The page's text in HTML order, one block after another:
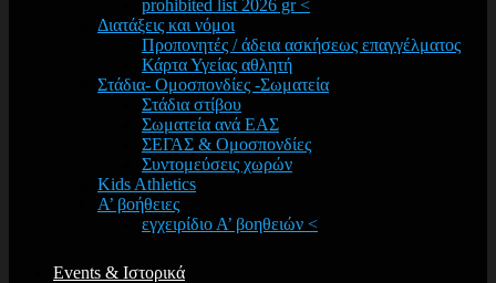
prohibited list 2026 gr <
Διατάξεις και νόμοι
Προπονητές / άδεια ασκήσεως επαγγέλματος
Κάρτα Υγείας αθλητή
Στάδια- Ομοσπονδίες -Σωματεία
Στάδια στίβου
Σωματεία ανά ΕΑΣ
ΣΕΓΑΣ & Ομοσπονδίες
Συντομεύσεις χωρών
Kids Athletics
Α’ βοήθειες
εγχειρίδιο Α’ βοηθειών <
Events & Ιστορικά